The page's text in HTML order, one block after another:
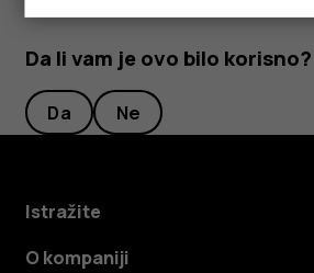
Da li vam je ovo bilo korisno?
Da Ne
Istražite
O kompaniji